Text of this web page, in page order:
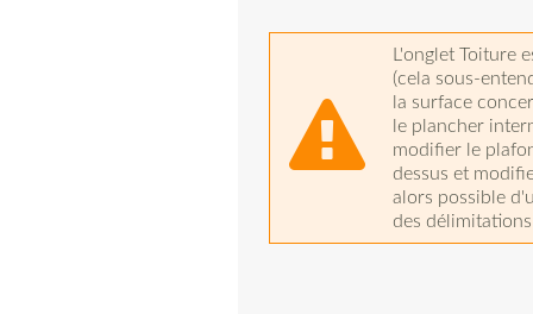
L'onglet Toiture
(cela sous-
la surface
le plancher
modifier le
dessus et
alors possible
des